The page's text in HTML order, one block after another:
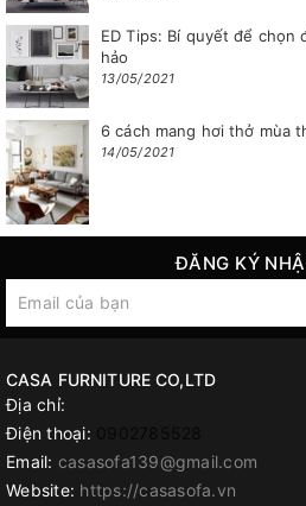
ED Tips: Bí quyết để chọn
hảo
13/05/2021
6 cách mang hơi thở mùa
14/05/2021
ĐĂNG KÝ
CASA FURNITURE CO,LTD
Địa chỉ:
Điện thoại:
Email: casasofa139@gmail.com
Website: https://casasofa.vn